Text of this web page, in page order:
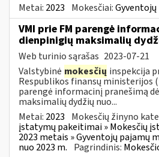
Metai: 2023 Mokesčiai:
VMI prie FM parengė
dienpinigių maksimalių
Web turinio sąrašas 2023-07-21
Valstybinė mokesčių inspekcija
Respublikos finansų ministerijos
parengė informacinį pranešimą
maksimalių dydžių nuo...
Metai: 2023 Mokesčių žinyno
įstatymų pakeitimai » Mokesčių
2023 metais » Gyventojų pajamų
nuo 2023 m. Pagrindinis: